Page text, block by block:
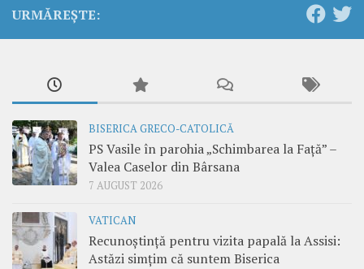
URMĂREȘTE:
BISERICA GRECO-CATOLICĂ
PS Vasile în parohia „Schimbarea la Față” –
Valea Caselor din Bârsana
7 AUGUST 2026
VATICAN
Recunoștință pentru vizita papală la Assisi:
Astăzi simțim că suntem Biserica